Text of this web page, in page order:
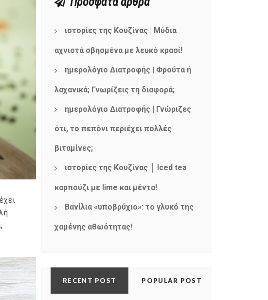
ιστορίες της Κουζίνας | Μύδια
αχνιστά σβησμένα με λευκό κρασί!
ημερολόγιο Διατροφής | Φρούτα ή
λαχανικά; Γνωρίζεις τη διαφορά;
ημερολόγιο Διατροφής | Γνώριζες
ότι, το πεπόνι περιέχει πολλές
βιταμίνες;
ιστορίες της Κουζίνας │ Iced tea
καρπούζι με lime και μέντα!
Βανίλια «υποβρύχιο»: το γλυκό της
χαμένης αθωότητας!
RECENT POST POPULAR POST